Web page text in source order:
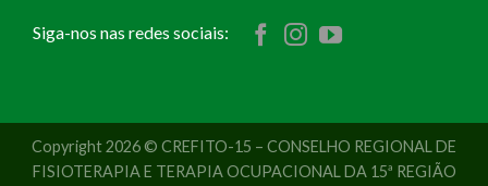
Siga-nos nas redes sociais:
Copyright 2026 © CREFITO-15 – CONSELHO REGIONAL DE
FISIOTERAPIA E TERAPIA OCUPACIONAL DA 15ª REGIÃO